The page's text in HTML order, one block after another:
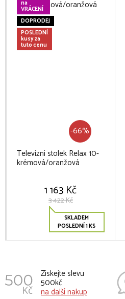
na
VRÁCENÍ
DOPRODEJ
POSLEDNÍ
kusy za
tuto cenu
-66%
Televizní stolek Relax 10-
krémová/oranžová
1 163 Kč
3 422 Kč
SKLADEM
POSLEDNÍ 1 KS
Získejte slevu
500kč
na další nakup